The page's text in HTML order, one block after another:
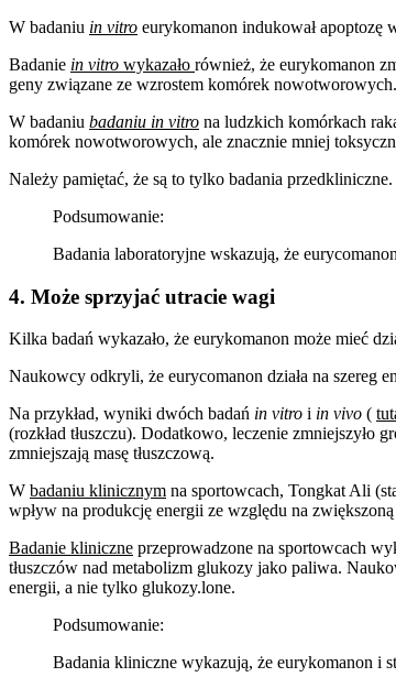
W badaniu in vitro eurykomanon indukował
Badanie in vitro wykazało również, że eurykomanon
geny związane ze wzrostem komórek nowotworowych.
W badaniu badaniu in vitro na ludzkich komórkach
komórek nowotworowych, ale znacznie mniej
Należy pamiętać, że są to tylko badania
Podsumowanie:
Badania laboratoryjne wskazują, że
4. Może sprzyjać utracie wagi
Kilka badań wykazało, że eurykomanon może mieć
Naukowcy odkryli, że eurycomanon działa na szereg
Na przykład, wyniki dwóch badań in vitro i in vivo (
(rozkład tłuszczu). Dodatkowo, leczenie zmniejszyło
zmniejszają masę tłuszczową.
W badaniu klinicznym na sportowcach, Tongkat Ali
wpływ na produkcję energii ze względu na
Badanie kliniczne przeprowadzone na sportowcach
tłuszczów nad metabolizm glukozy jako paliwa.
energii, a nie tylko glukozy.lone.
Podsumowanie:
Badania kliniczne wykazują, że eurykomanon i